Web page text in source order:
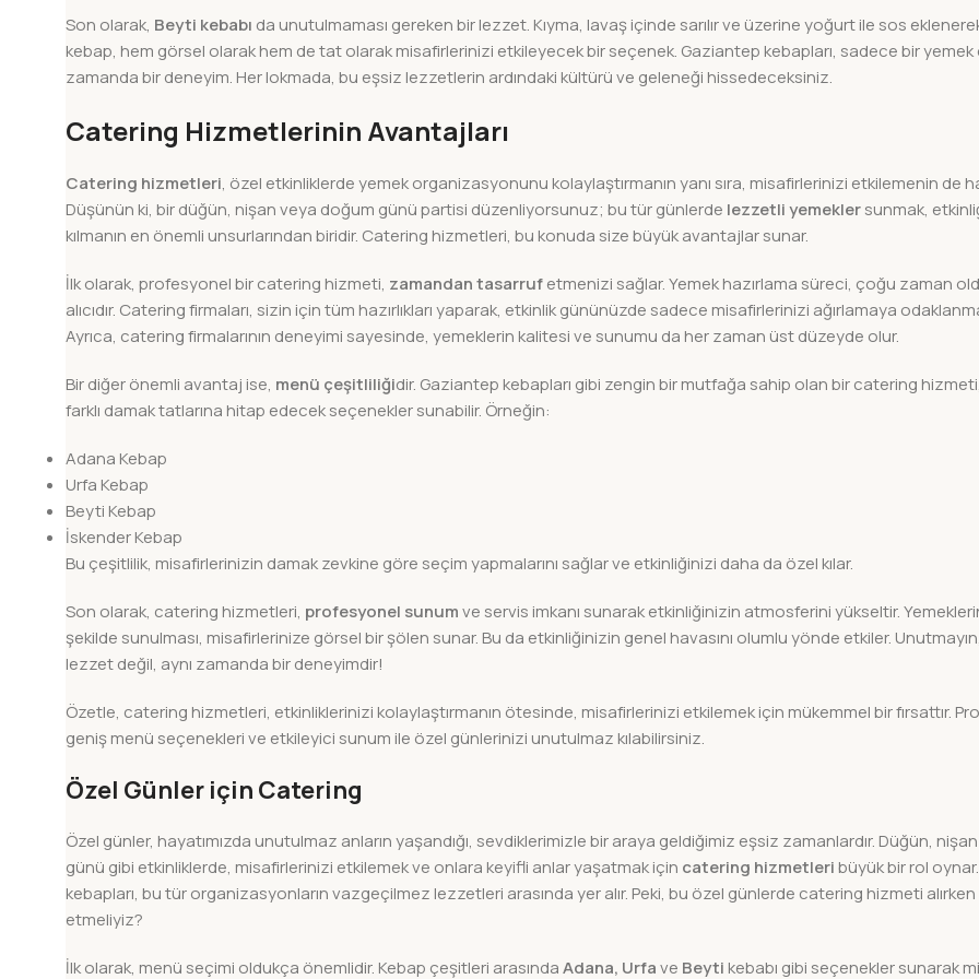
Son olarak, Beyti kebabı da unutulmaması gereken bir lezzet. Kıyma, lavaş içinde sarılır ve üzerine yoğurt ile sos
kebap, hem görsel olarak hem de tat olarak misafirlerinizi etkileyecek bir seçenek. Gaziantep kebapları, sadece bir yemek
zamanda bir deneyim. Her lokmada, bu eşsiz lezzetlerin ardındaki kültürü ve geleneği hissedeceksiniz.
Catering Hizmetlerinin Avantajları
Catering hizmetleri, özel etkinliklerde yemek organizasyonunu kolaylaştırmanın yanı sıra, misafirlerinizi etkilemenin de
Düşünün ki, bir düğün, nişan veya doğum günü partisi düzenliyorsunuz; bu tür günlerde lezzetli yemeklersunmak,
kılmanın en önemli unsurlarından biridir. Catering hizmetleri, bu konuda size büyük avantajlar sunar.
İlk olarak, profesyonel bir catering hizmeti, zamandan tasarrufetmenizi sağlar. Yemek hazırlama süreci, çoğu zaman
alıcıdır. Catering firmaları, sizin için tüm hazırlıkları yaparak, etkinlik gününüzde sadece misafirlerinizi ağırlamaya
Ayrıca, catering firmalarının deneyimi sayesinde, yemeklerin kalitesi ve sunumu da her zaman üst düzeyde olur.
Bir diğer önemli avantaj ise, menü çeşitliliğidir. Gaziantep kebapları gibi zengin bir mutfağa sahip olan bir catering
farklı damak tatlarına hitap edecek seçenekler sunabilir. Örneğin:
Adana Kebap
Urfa Kebap
Beyti Kebap
İskender Kebap
Bu çeşitlilik, misafirlerinizin damak zevkine göre seçim yapmalarını sağlar ve etkinliğinizi daha da özel kılar.
Son olarak, catering hizmetleri, profesyonel sunumve servis imkanı sunarak etkinliğinizin atmosferini yükseltir.
şekilde sunulması, misafirlerinize görsel bir şölen sunar. Bu da etkinliğinizin genel havasını olumlu yönde etkiler.
lezzet değil, aynı zamanda bir deneyimdir!
Özetle, catering hizmetleri, etkinliklerinizi kolaylaştırmanın ötesinde, misafirlerinizi etkilemek için mükemmel bir fırsattır.
geniş menü seçenekleri ve etkileyici sunum ile özel günlerinizi unutulmaz kılabilirsiniz.
Özel Günler için Catering
Özel günler, hayatımızda unutulmaz anların yaşandığı, sevdiklerimizle bir araya geldiğimiz eşsiz zamanlardır. Düğün,
günü gibi etkinliklerde, misafirlerinizi etkilemek ve onlara keyifli anlar yaşatmak için catering hizmetleribüyük bir rol
kebapları, bu tür organizasyonların vazgeçilmez lezzetleri arasında yer alır. Peki, bu özel günlerde catering hizmeti
etmeliyiz?
İlk olarak, menü seçimi oldukça önemlidir. Kebap çeşitleri arasındaAdana, Urfave Beyti kebabı gibi seçenekler sunarak